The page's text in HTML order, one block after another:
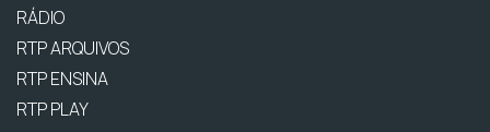
RÁDIO
RTP ARQUIVOS
RTP ENSINA
RTP PLAY